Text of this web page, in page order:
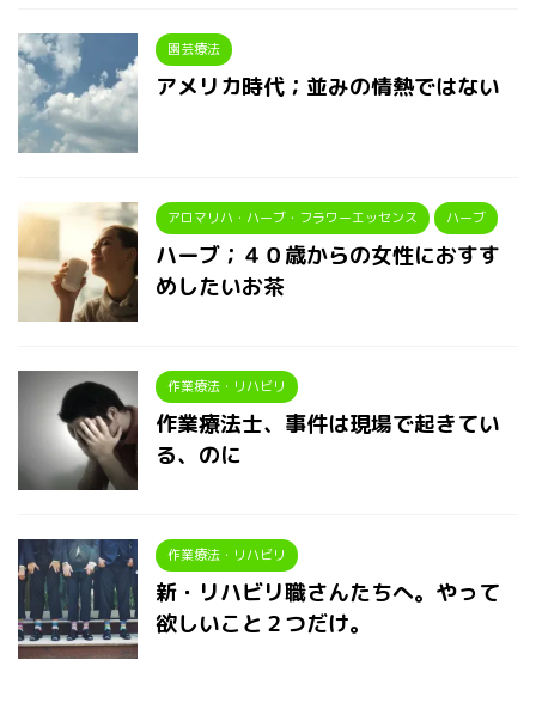
園芸療法
アメリカ時代；並みの情熱ではない
アロマリハ・ハーブ・フラワーエッセンス ハーブ
ハーブ；４０歳からの女性におすす
めしたいお茶
作業療法・リハビリ
作業療法士、事件は現場で起きてい
る、のに
作業療法・リハビリ
新・リハビリ職さんたちへ。やって
欲しいこと２つだけ。